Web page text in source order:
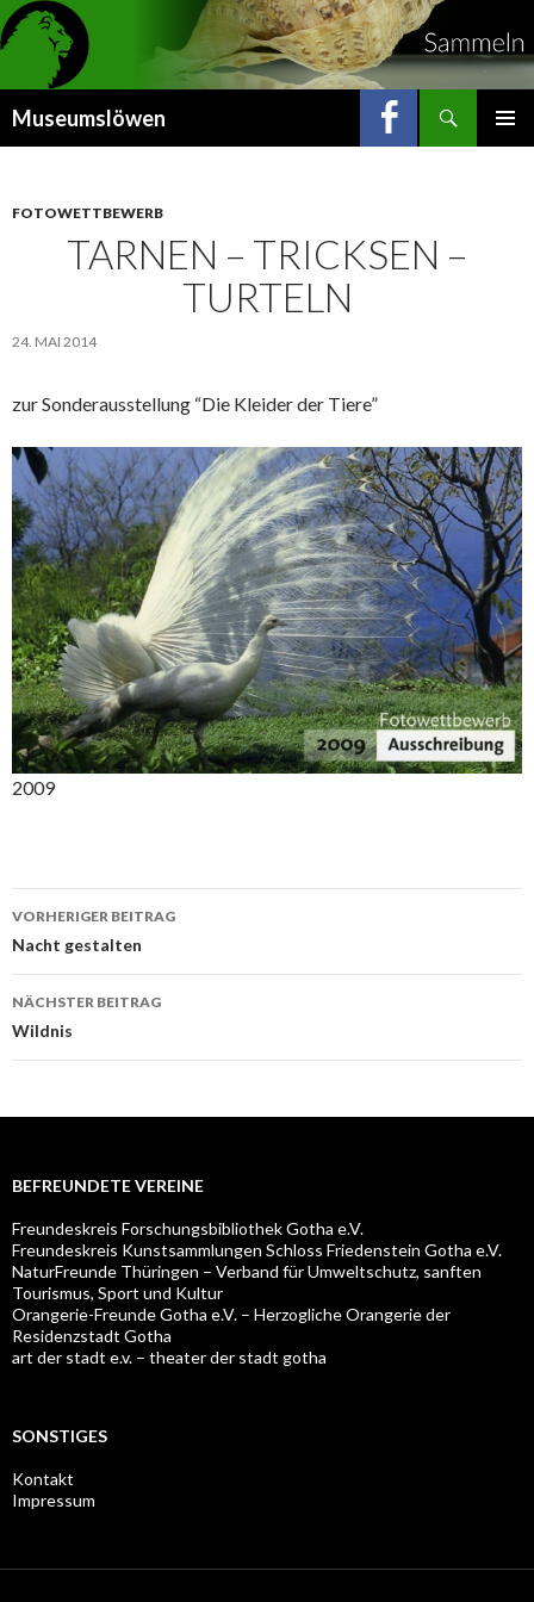
Museumslöwen
FOTOWETTBEWERB
TARNEN – TRICKSEN –
TURTELN
24. MAI 2014
zur Sonderausstellung “Die Kleider der Tiere”
2009
Beitrags-
Navigation
VORHERIGER BEITRAG
Nacht gestalten
NÄCHSTER BEITRAG
Wildnis
BEFREUNDETE VEREINE
Freundeskreis Forschungsbibliothek Gotha e.V.
Freundeskreis Kunstsammlungen Schloss Friedenstein Gotha e.V.
NaturFreunde Thüringen – Verband für Umweltschutz, sanften
Tourismus, Sport und Kultur
Orangerie-Freunde Gotha e.V. – Herzogliche Orangerie der
Residenzstadt Gotha
art der stadt e.v. – theater der stadt gotha
SONSTIGES
Kontakt
Impressum